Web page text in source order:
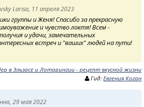
Larisa, 11 апреля 2023
группы и Женя! Спасибо за прекрасную
и чувство локтя! Всем -
и удачи, замечательных
встреч и "ваших" людей на пути!
в Эльзасе и Лотарингии - рецепт вкусной жизни
Гид: Евгения Коган
29 мая 2022